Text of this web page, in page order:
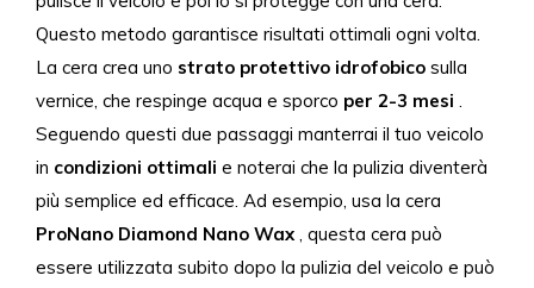
Questo metodo garantisce risultati ottimali ogni volta.
La cera crea uno strato protettivo idrofobico sulla
vernice, che respinge acqua e sporco per 2-3 mesi .
Seguendo questi due passaggi manterrai il tuo veicolo
in condizioni ottimali e noterai che la pulizia diventerà
più semplice ed efficace. Ad esempio, usa la cera
ProNano Diamond Nano Wax , questa cera può
essere utilizzata subito dopo la pulizia del veicolo e può